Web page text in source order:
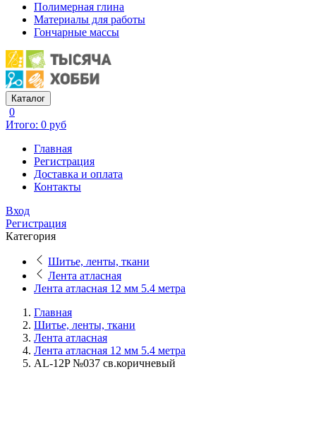
Полимерная глина
Материалы для работы
Гончарные массы
Каталог
0
Итого: 0 руб
Главная
Регистрация
Доставка и оплата
Контакты
Вход
Регистрация
Категория
Шитье, ленты, ткани
Лента атласная
Лента атласная 12 мм 5.4 метра
Главная
Шитье, ленты, ткани
Лента атласная
Лента атласная 12 мм 5.4 метра
AL-12P №037 св.коричневый